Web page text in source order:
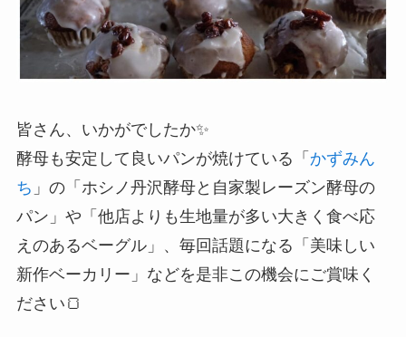
皆さん、いかがでしたか✨
酵母も安定して良いパンが焼けている「 かずみん
ち 」の「ホシノ丹沢酵母と自家製レーズン酵母の
パン」や「他店よりも生地量が多い大きく食べ応
えのあるベーグル」、毎回話題になる「美味しい
新作ベーカリー」などを是非この機会にご賞味く
ださい🍞